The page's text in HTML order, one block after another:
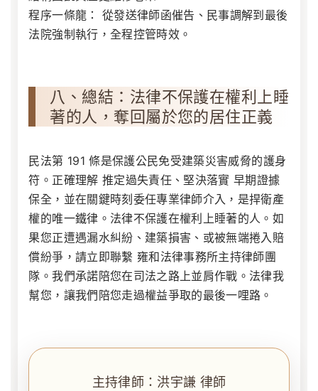
程序一條龍：
從發送律師函催告、民事調解到最後
法院強制執行，全程控管時效。
八、總結：法律不保護在權利上睡
著的人，奪回屬於您的居住正義
民法第 191 條是保護公民免受建築災害威脅的護身
符。正確理解 推定過失責任 、堅決落實早期證據
保全 ，並在關鍵時刻委任專業律師介入，是捍衛產
權的唯一鐵律。法律不保護在權利上睡著的人。如
果您正遭遇漏水糾紛、建築損害、或被無端捲入賠
償紛爭，請立即聯繫 雍和法律事務所主持律師團
隊。我們承諾陪您在司法之路上並肩作戰。法律我
幫您，讓我們陪您走過權益爭取的最後一哩路。
主持律師：洪宇謙 律師